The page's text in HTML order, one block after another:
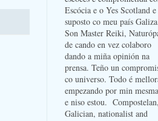
Escócia e o Yes Scotland
suposto co meu país
Son Master Reiki,
de cando en vez colaboro
dando a miña opinión na
prensa. Teño un
co universo. Todo é
empezando por min
e niso estou. Compostelan,
Galician, nationalist and